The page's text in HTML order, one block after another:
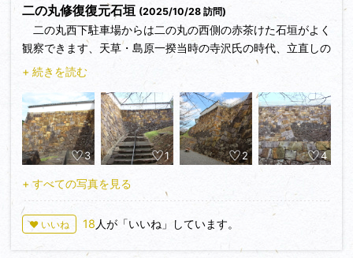
二の丸修復復元石垣 (2025/10/28 訪問)
二の丸西下駐車場からは二の丸の西側の赤茶けた石垣がよく
観察できます、天草・島原一揆当時の寺沢氏の時代、立直しの
山崎氏の応急措置時代と再修復時代の三層構造に成ってる様で
二の丸東側は三の丸側への構として二の丸東虎口石垣が修復
復元よく整備されています。
この辺りは前回１５年前と変わりなく良く保存整備されてい
ます。
+ 続きを読む
3 1 2 4
+ すべての写真を見る
♥ いいね 18 人が「いいね」しています。